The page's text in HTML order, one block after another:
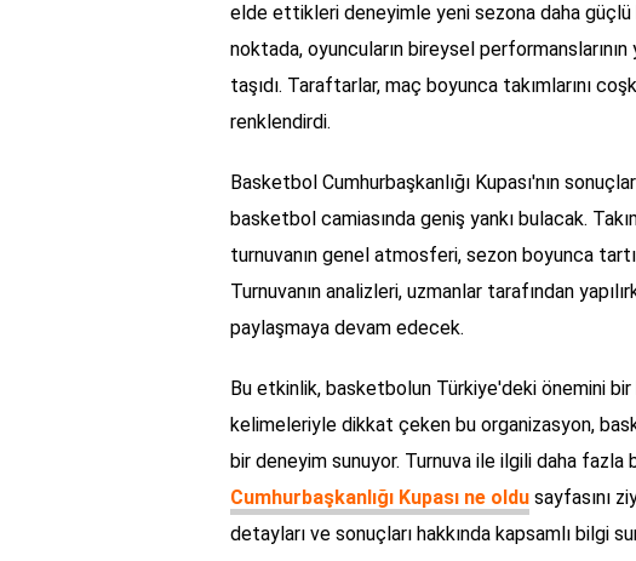
elde ettikleri deneyimle yeni sezona daha güçlü
noktada, oyuncuların bireysel performanslarının
taşıdı. Taraftarlar, maç boyunca takımlarını
renklendirdi.
Basketbol Cumhurbaşkanlığı Kupası'nın
basketbol camiasında geniş yankı bulacak.
turnuvanın genel atmosferi, sezon boyunca
Turnuvanın analizleri, uzmanlar tarafından
paylaşmaya devam edecek.
Bu etkinlik, basketbolun Türkiye'deki önemini
kelimeleriyle dikkat çeken bu organizasyon,
bir deneyim sunuyor. Turnuva ile ilgili daha fazla
Cumhurbaşkanlığı Kupası ne oldu sayfasını
detayları ve sonuçları hakkında kapsamlı bilgi